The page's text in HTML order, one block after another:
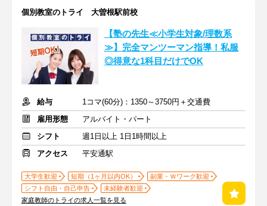
個別教室のトライ 大曽根駅前校
【塾の先生≪小学生対象/理数系
≫】完全マンツーマン指導！私服
◎得意な1科目だけでOK
給与
1コマ(60分)：1350～3750円＋交通費
雇用形態
アルバイト・パート
シフト
週1日以上 1日1時間以上
アクセス
平安通駅
大学生歓迎 短期（1ヶ月以内OK）
副業・Ｗワーク歓迎
シフト自由・自己申告
未経験者歓迎
家庭教師のトライの求人一覧を見る